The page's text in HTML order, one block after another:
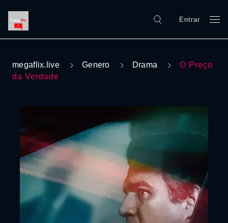
Entrar
megaflix.live Genero Drama
O Preço
da Verdade